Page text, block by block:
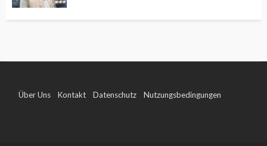
Über Uns Kontakt Datenschutz Nutzungsbedingungen